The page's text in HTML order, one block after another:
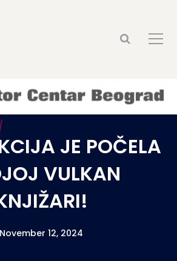
JE POČELA
VULKAN
November 12, 2024